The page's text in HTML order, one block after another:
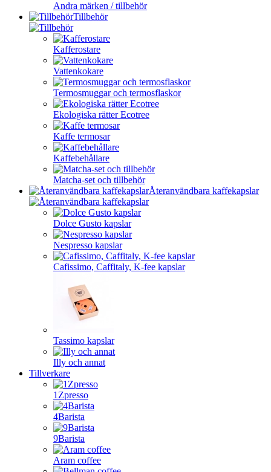
Andra märken / tillbehör
Tillbehör
Kafferostare
Vattenkokare
Termosmuggar och termosflaskor
Ekologiska rätter Ecotree
Kaffe termosar
Kaffebehållare
Matcha-set och tillbehör
Återanvändbara kaffekapslar
Dolce Gusto kapslar
Nespresso kapslar
Cafissimo, Caffitaly, K-fee kapslar
Tassimo kapslar
Illy och annat
Tillverkare
1Zpresso
4Barista
9Barista
Aram coffee